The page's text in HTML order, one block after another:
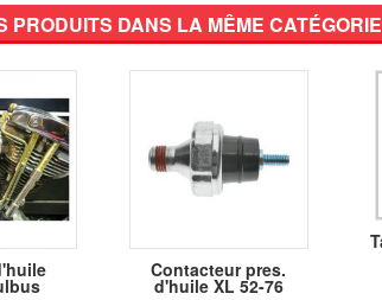
PRODUITS DANS LA MÊME
Contacteur pres.
d'huile XL 52-76